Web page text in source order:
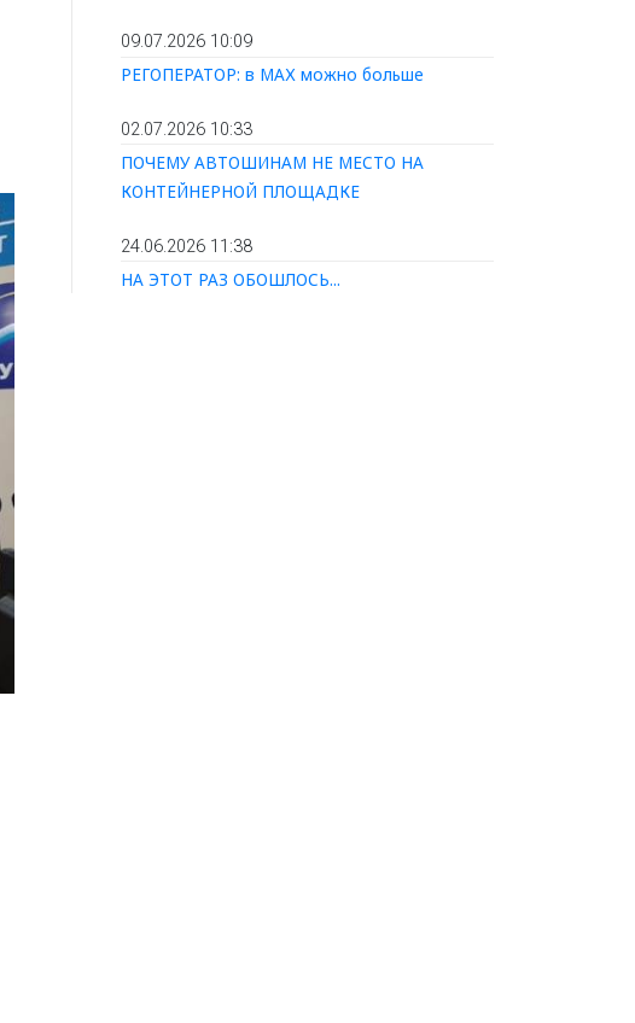
09.07.2026 10:09
РЕГОПЕРАТОР: в МАХ можно больше
02.07.2026 10:33
ПОЧЕМУ АВТОШИНАМ НЕ МЕСТО НА
КОНТЕЙНЕРНОЙ ПЛОЩАДКЕ
24.06.2026 11:38
НА ЭТОТ РАЗ ОБОШЛОСЬ...